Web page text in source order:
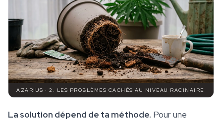
AZARIUS · 2. LES PROBLÈMES CACHÉS AU NIVEAU RACINAIRE
La solution dépend de ta méthode. Pour une